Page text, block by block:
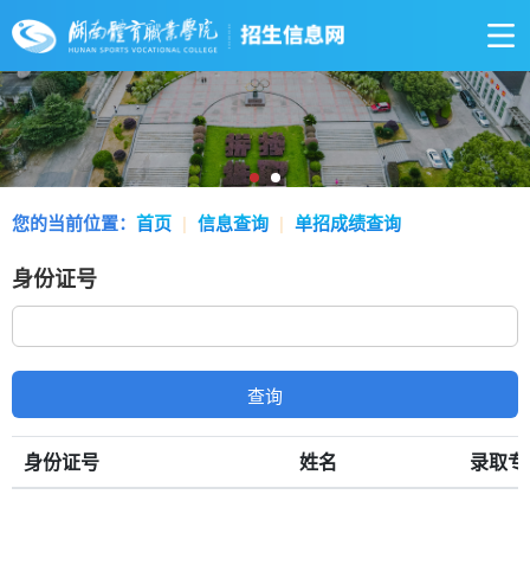
您的当前位置： 首页 | 信息查询 | 单招成绩查询
身份证号
查询
身份证号 姓名 录取